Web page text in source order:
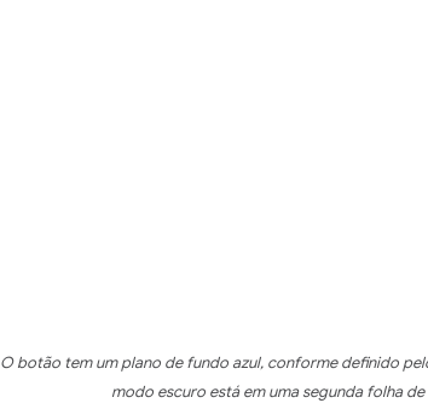
O botão tem um plano de fundo azul, conforme definido
modo escuro está em uma segunda folha